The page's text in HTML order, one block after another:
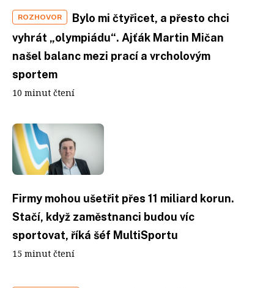
ROZHOVOR
Bylo mi čtyřicet, a přesto chci
vyhrát „olympiádu“. Ajťák Martin Mičan
našel balanc mezi prací a vrcholovým
sportem
10 minut čtení
Firmy mohou ušetřit přes 11 miliard korun.
Stačí, když zaměstnanci budou víc
sportovat, říká šéf MultiSportu
15 minut čtení